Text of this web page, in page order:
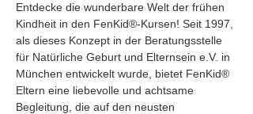
Entdecke die wunderbare Welt der frühen
Kindheit in den FenKid®-Kursen! Seit 1997,
als dieses Konzept in der Beratungsstelle
für Natürliche Geburt und Elternsein e.V. in
München entwickelt wurde, bietet FenKid®
Eltern eine liebevolle und achtsame
Begleitung, die auf den neusten